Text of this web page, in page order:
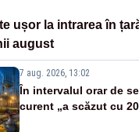
ușor la intrarea în
august
7 aug. 2026, 13:02
În intervalul orar de
curent „a scăzut cu